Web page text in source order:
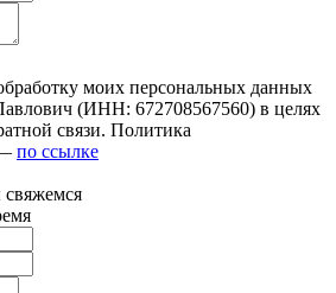
моих персональных данных
(ИНН: 672708567560) в целях
связи. Политика
по ссылке